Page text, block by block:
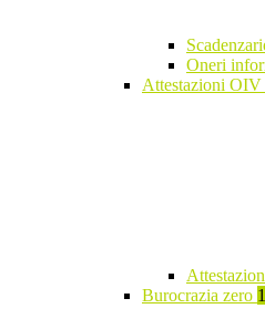
Oneri
Attestazioni OIV
Burocrazia zero 1